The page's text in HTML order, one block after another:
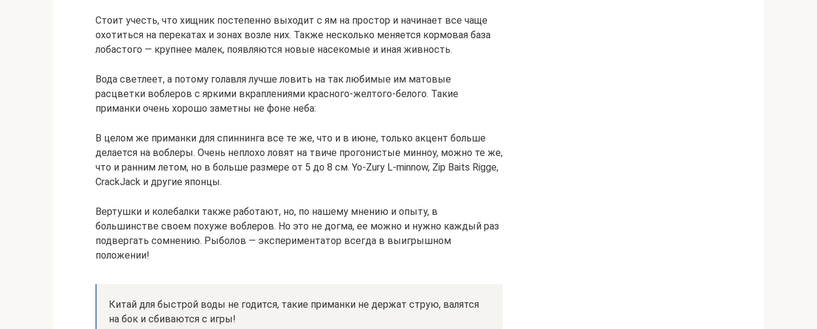
Стоит учесть, что хищник постепенно выходит с ям на простор и начинает все чаще
охотиться на перекатах и зонах возле них. Также несколько меняется кормовая база
лобастого — крупнее малек, появляются новые насекомые и иная живность.
Вода светлеет, а потому голавля лучше ловить на так любимые им матовые
расцветки воблеров с яркими вкраплениями красного-желтого-белого. Такие
приманки очень хорошо заметны не фоне неба:
В целом же приманки для спиннинга все те же, что и в июне, только акцент больше
делается на воблеры. Очень неплохо ловят на твиче прогонистые минноу, можно те же,
что и ранним летом, но в больше размере от 5 до 8 см. Yo-Zury L-minnow, Zip Baits Rigge,
CrackJack и другие японцы.
Вертушки и колебалки также работают, но, по нашему мнению и опыту, в
большинстве своем похуже воблеров. Но это не догма, ее можно и нужно каждый раз
подвергать сомнению. Рыболов — экспериментатор всегда в выигрышном
положении!
Китай для быстрой воды не годится, такие приманки не держат струю, валятся
на бок и сбиваются с игры!